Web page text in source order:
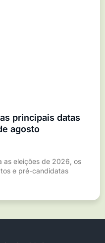
principais datas
agosto
as eleições de 2026, os
e pré-candidatas